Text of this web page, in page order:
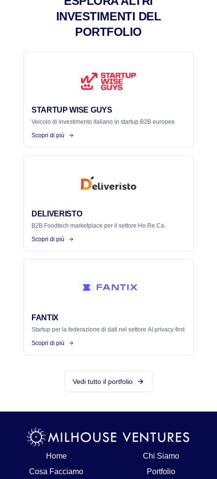
INVESTIMENTI DEL
PORTFOLIO
STARTUP WISE GUYS
Veicolo di investimento italiano in startup B2B europee
Scopri di più
DELIVERISTO
B2B Foodtech marketplace per il settore Ho.Re.Ca.
Scopri di più
FANTIX
Startup per la federazione di dati nel settore AI privacy-first
Scopri di più
Vedi tutto il portfolio
Home
Chi Siamo
Cosa Facciamo
Portfolio